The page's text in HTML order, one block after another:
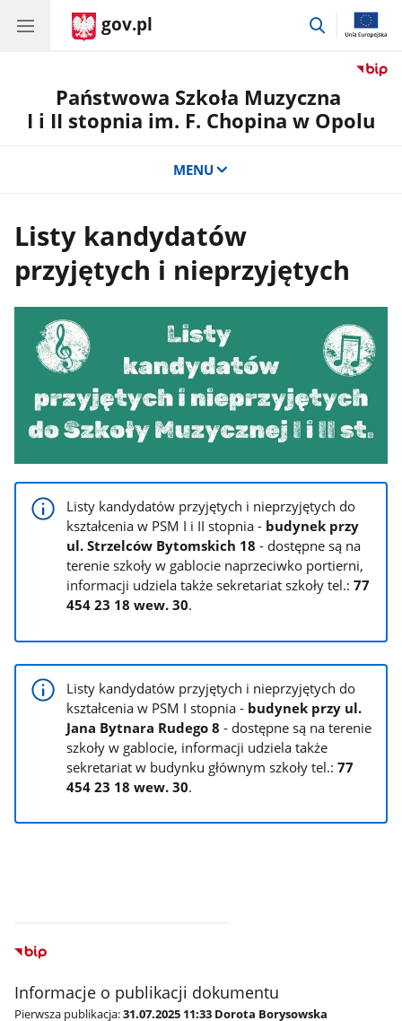
gov.pl
przejdź
Państwowa Szkoła Muzyczna
I i II stopnia im. F. Chopina w Opolu
MENU
Listy kandydatów
przyjętych i nieprzyjętych
Listy kandydatów przyjętych i nieprzyjętych do
kształcenia w PSM I i II stopnia - budynek przy
ul. Strzelców Bytomskich 18 - dostępne są na
terenie szkoły w gablocie naprzeciwko portierni,
informacji udziela także sekretariat szkoły tel.:77
454 23 18 wew. 30.
Listy kandydatów przyjętych i nieprzyjętych do
kształcenia w PSM I stopnia - budynek przy ul.
Jana Bytnara Rudego 8 - dostępne są na terenie
szkoły w gablocie, informacji udziela także
sekretariat w budynku głównym szkoły tel.:77
454 23 18 wew. 30.
Informacje o publikacji dokumentu
Pierwsza publikacja:31.07.2025 11:33 Dorota Borysowska